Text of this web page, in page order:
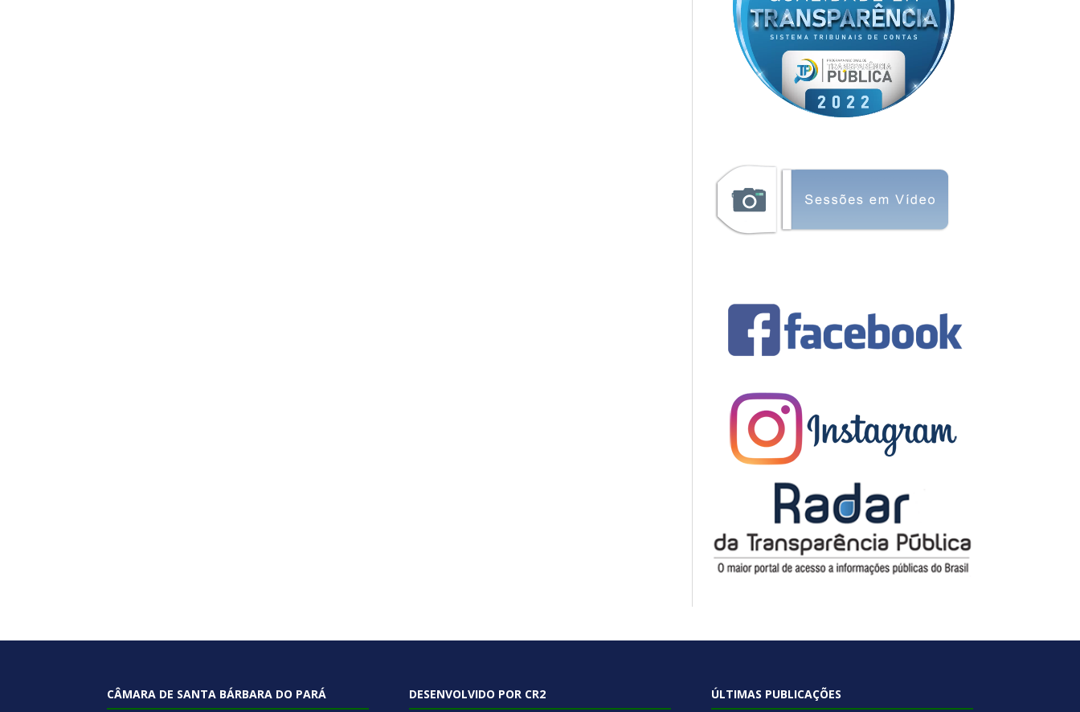
CÂMARA DE SANTA BÁRBARA DO PARÁ DESENVOLVIDO POR CR2 ÚLTIMAS PUBLICAÇÕES